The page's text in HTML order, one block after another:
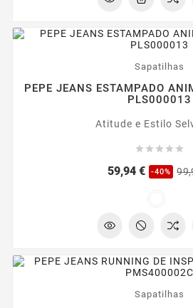
Sapatilhas
PEPE JEANS ESTAMPADO
PLS000013
Atitude e Estilo
    
59,94 € -40%
Sapatilhas